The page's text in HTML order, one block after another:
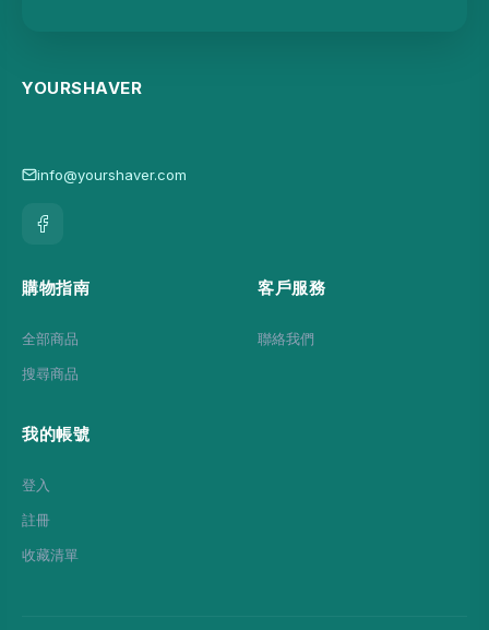
YOURSHAVER
info@yourshaver.com
購物指南
全部商品
搜尋商品
客戶服務
聯絡我們
我的帳號
登入
註冊
收藏清單